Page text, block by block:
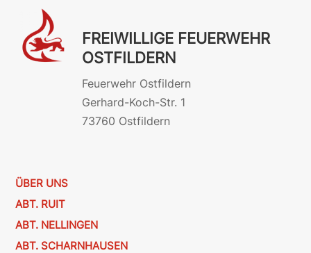
FREIWILLIGE FEUERWEHR
OSTFILDERN
Feuerwehr Ostfildern
Gerhard-Koch-Str. 1
73760 Ostfildern
ÜBER UNS
ABT. RUIT
ABT. NELLINGEN
ABT. SCHARNHAUSEN